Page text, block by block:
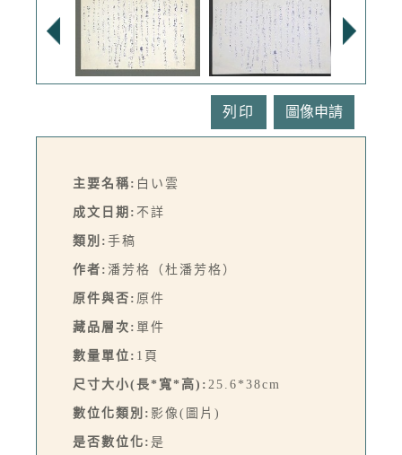
列印
主要名稱: 白い雲
成文日期: 不詳
類別: 手稿
作者: 潘芳格（杜潘芳格）
原件與否: 原件
藏品層次: 單件
數量單位: 1頁
尺寸大小(長*寬*高): 25.6*38cm
數位化類別: 影像(圖片)
是否數位化: 是